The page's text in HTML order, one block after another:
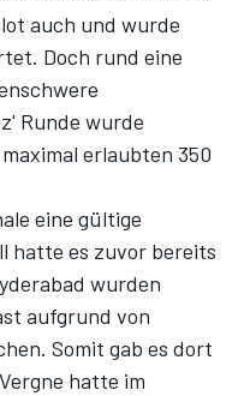
auch und wurde
Doch rund eine
Runde wurde
erlaubten 350
eine gültige
hatte es zuvor bereits
wurden
aufgrund von
Somit gab es dort
hatte im